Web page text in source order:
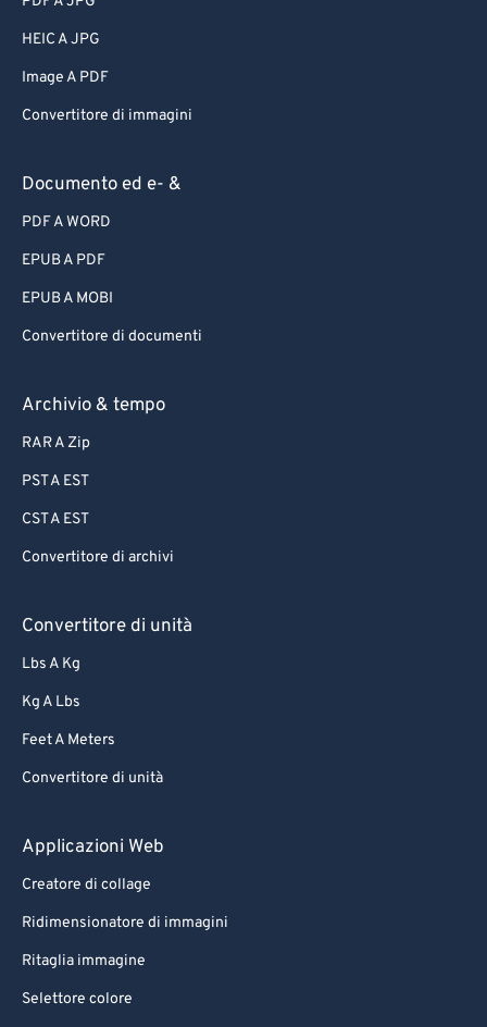
HEIC A JPG
Image A PDF
Convertitore di immagini
Documento ed e- &
PDF A WORD
EPUB A PDF
EPUB A MOBI
Convertitore di documenti
Archivio & tempo
RAR A Zip
PST A EST
CST A EST
Convertitore di archivi
Convertitore di unità
Lbs A Kg
Kg A Lbs
Feet A Meters
Convertitore di unità
Applicazioni Web
Creatore di collage
Ridimensionatore di immagini
Ritaglia immagine
Selettore colore